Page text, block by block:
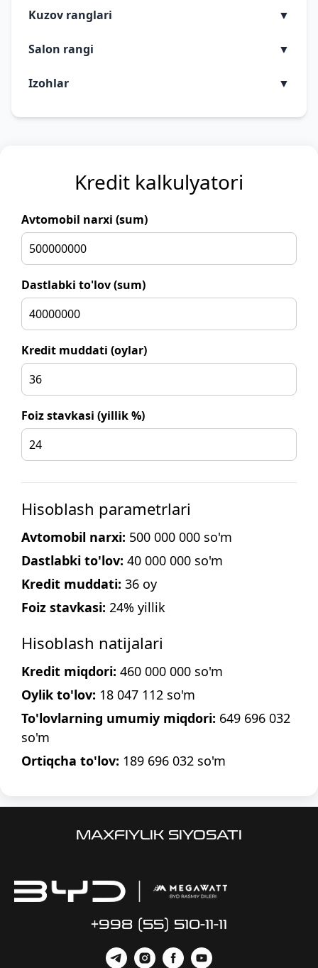
Kuzov ranglari ▼
Salon rangi ▼
Izohlar ▼
Kredit kalkulyatori
Avtomobil narxi (sum)
Dastlabki to'lov (sum)
Kredit muddati (oylar)
Foiz stavkasi (yillik %)
Hisoblash parametrlari
Avtomobil narxi: 500 000 000 so'm
Dastlabki to'lov: 40 000 000 so'm
Kredit muddati: 36 oy
Foiz stavkasi: 24% yillik
Hisoblash natijalari
Kredit miqdori: 460 000 000 so'm
Oylik to'lov: 18 047 112 so'm
To'lovlarning umumiy miqdori: 649 696 032
so'm
Ortiqcha to'lov: 189 696 032 so'm
MAXFIYLIK SIYOSATI
+998 (55) 510-11-11